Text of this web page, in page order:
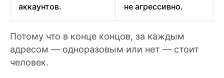
аккаунтов.
не агрессивно.
Потому что в конце концов, за каждым
адресом — одноразовым или нет — стоит
человек.